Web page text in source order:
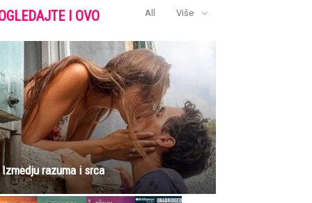
I OVO All Više
Izmedju razuma i srca